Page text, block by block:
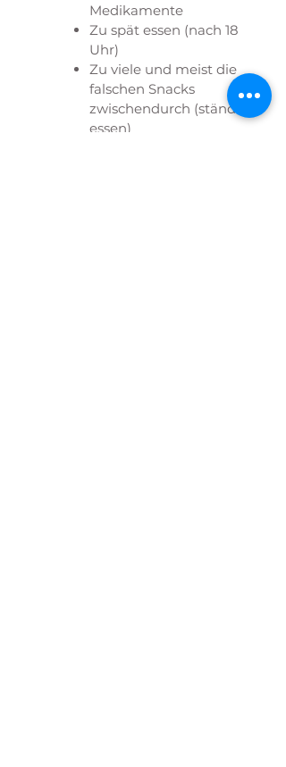
Medikamente
Zu spät essen (nach 18
Uhr)
Zu viele und meist die
falschen Snacks
zwischendurch (ständiges
essen)